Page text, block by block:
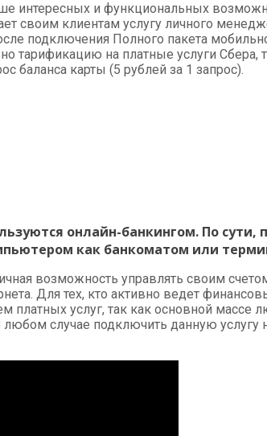
интересных и функциональных
своим клиентам услугу личного
подключения Полного пакета
тарификацию на платные услуги
баланса карты (5 рублей за 1 запрос).
онлайн-банкингом. По
как банкоматом или
возможность управлять своим
Для тех, кто активно ведет
платных услуг, так как основной массе
случае подключить данную услугу